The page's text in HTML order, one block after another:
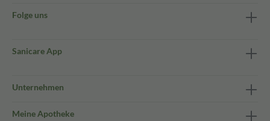
Folge uns
Sanicare App
Unternehmen
Meine Apotheke